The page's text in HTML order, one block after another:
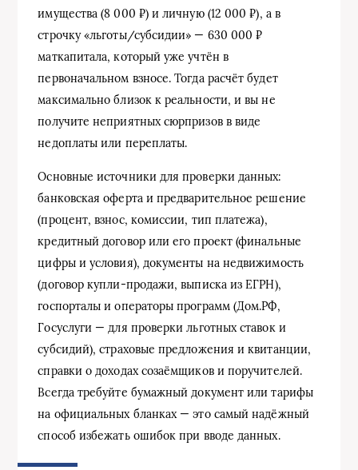
имущества (8 000 ₽) и личную (12 000 ₽), а в
строчку «льготы/субсидии» — 630 000 ₽
маткапитала, который уже учтён в
первоначальном взносе. Тогда расчёт будет
максимально близок к реальности, и вы не
получите неприятных сюрпризов в виде
недоплаты или переплаты.
Основные источники для проверки данных:
банковская оферта и предварительное решение
(процент, взнос, комиссии, тип платежа),
кредитный договор или его проект (финальные
цифры и условия), документы на недвижимость
(договор купли‑продажи, выписка из ЕГРН),
госпорталы и операторы программ (Дом.РФ,
Госуслуги — для проверки льготных ставок и
субсидий), страховые предложения и квитанции,
справки о доходах созаёмщиков и поручителей.
Всегда требуйте бумажный документ или тарифы
на официальных бланках — это самый надёжный
способ избежать ошибок при вводе данных.